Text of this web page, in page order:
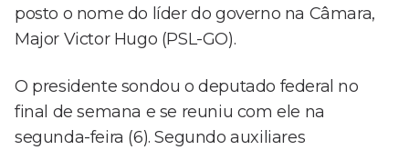
posto o nome do líder do governo na Câmara,
Major Victor Hugo (PSL-GO).
O presidente sondou o deputado federal no
final de semana e se reuniu com ele na
segunda-feira (6). Segundo auxiliares